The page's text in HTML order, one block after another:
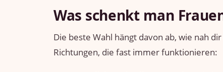
Was schenkt man
Die beste Wahl hängt davon ab, wie nah
Richtungen, die fast immer funktionieren: